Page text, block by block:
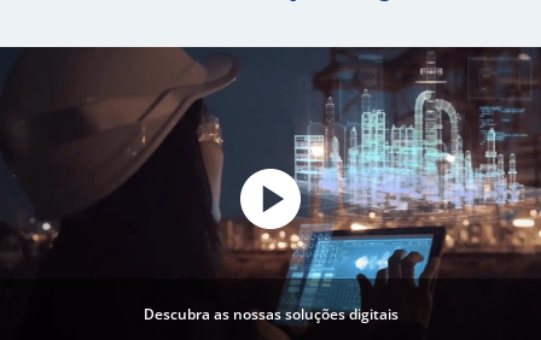
Descubra as nossas soluções digitais